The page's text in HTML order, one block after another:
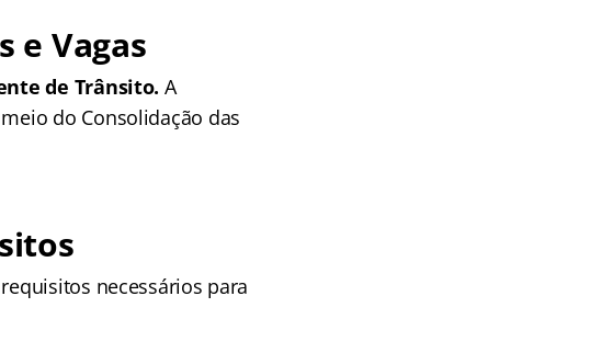
e Vagas
de Trânsito. A
do Consolidação das
necessários para